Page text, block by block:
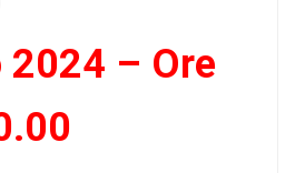
– Ore